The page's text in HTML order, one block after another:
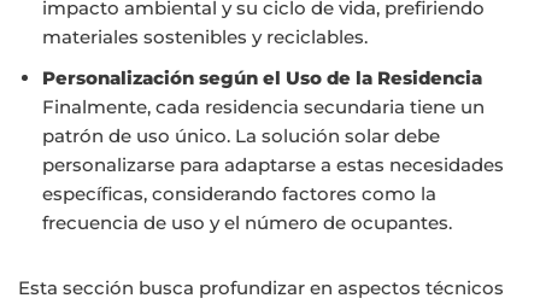
impacto ambiental y su ciclo de vida, prefiriendo
materiales sostenibles y reciclables.
Personalización según el Uso de la Residencia
Finalmente, cada residencia secundaria tiene un
patrón de uso único. La solución solar debe
personalizarse para adaptarse a estas necesidades
específicas, considerando factores como la
frecuencia de uso y el número de ocupantes.
Esta sección busca profundizar en aspectos técnicos